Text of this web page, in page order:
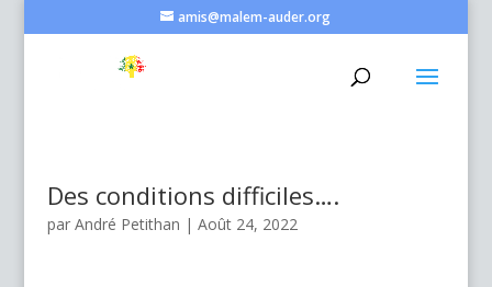
amis@malem-auder.org
Des conditions difficiles….
par André Petithan | Août 24, 2022